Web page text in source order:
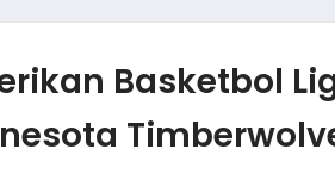
Basketbol